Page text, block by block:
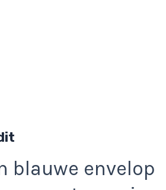
blauwe envelop